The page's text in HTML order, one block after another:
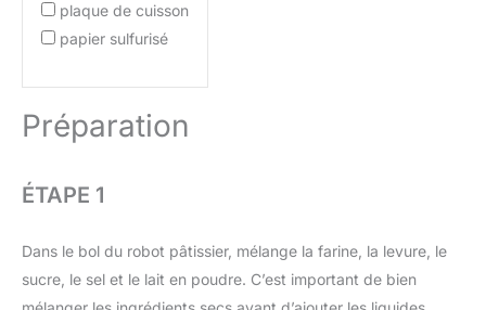
plaque de cuisson
papier sulfurisé
Préparation
ÉTAPE 1
Dans le bol du robot pâtissier, mélange la farine, la levure, le
sucre, le sel et le lait en poudre. C’est important de bien